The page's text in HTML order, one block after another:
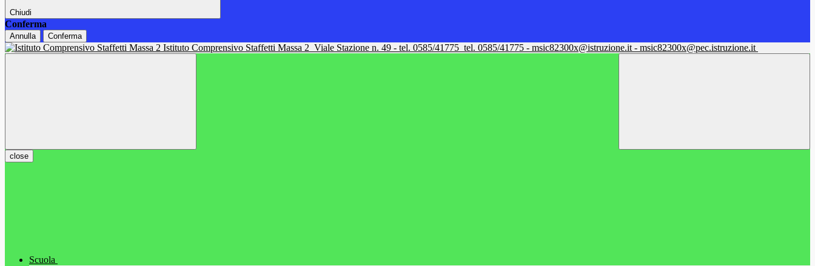
Chiudi
Conferma
Annulla Conferma
Istituto Comprensivo Staffetti Massa 2 Viale Stazione n. 49 - tel. 0585/41775 tel. 0585/41775 - msic82300x@istruzione.it - msic82300x@pec.istruzione.it
close
Scuola